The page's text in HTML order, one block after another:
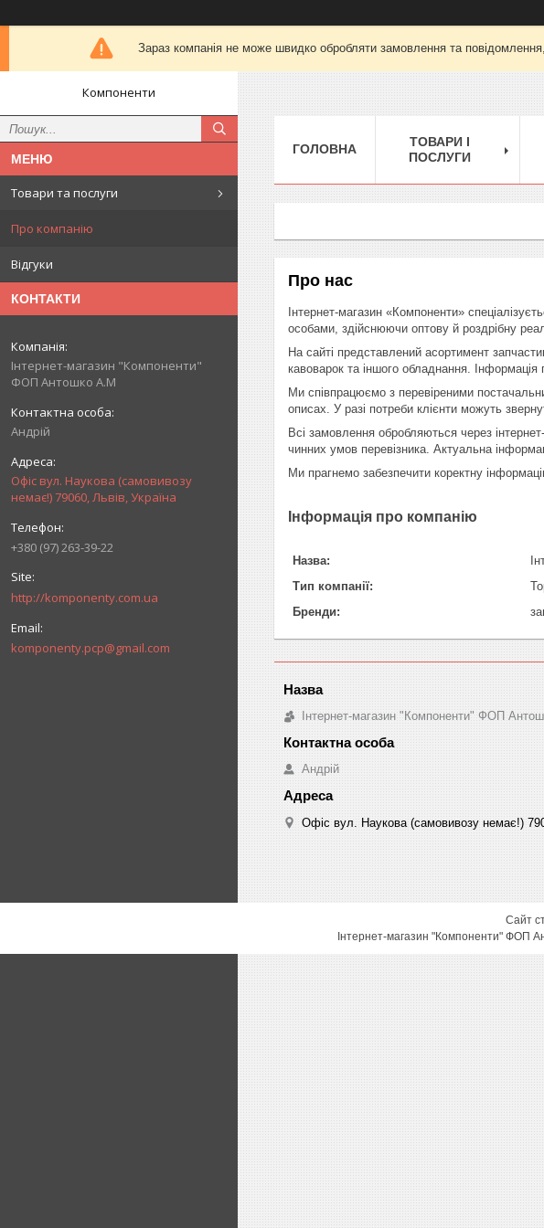
Зараз компанія не може швидко обробляти замовлення та
Компоненти
Товари та послуги
Про компанію
Відгуки
КОНТАКТИ
Інтернет-магазин "Компоненти"
ФОП Антошко А.М
Андрій
Офіс вул. Наукова (самовивозу
немає!) 79060, Львів, Україна
+380 (97) 263-39-22
http://komponenty.com.ua
komponenty.pcp@gmail.com
ГОЛОВНА
ТОВАРИ І
ПОСЛУГИ
Про нас
Інтернет-магазин «Компоненти»
особами, здійснюючи оптову й роздрібну
На сайті представлений асортимент
кавоварок та іншого обладнання.
Ми співпрацюємо з перевіреними
описах. У разі потреби клієнти можуть
Всі замовлення обробляються через
чинних умов перевізника. Актуальна
Ми прагнемо забезпечити коректну
Інформація про компанію
Назва:
Тип компанії:
Бренди:
Інтернет-магазин "Компоненти" ФОП
Андрій
Офіс вул. Наукова (самовивозу немає!)
Сайт